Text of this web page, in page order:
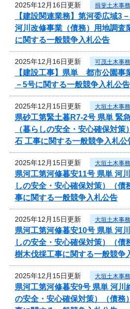
2025年12月16日更新 揖斐土木事
【建設関連業務】第河委広域
河川改修事業（債務）用地調査
に関する一般競争入札公告
2025年12月16日更新 可茂土木事
【建設工事】県単 都市公園
－5号に関する一般競争入札公告
2025年12月15日更新 大垣土木事
県砂工第緊土暮R7-2号 県単 緊
（暮らしの安全・安心確保対
石 工事に関する一般競争入札公
2025年12月15日更新 大垣土木事
県河工第河修暮安11号 県単 河
しの安全・安心確保対策）（債
事に関する一般競争入札公告
2025年12月15日更新 大垣土木事
県河工第河修暮安10号 県単 河
しの安全・安心確保対策）（債
樹木伐採工事に関する一般競争
2025年12月15日更新 大垣土木事
県河工第河修暮安9号 県単 河川
の安全・安心確保対策）（債務